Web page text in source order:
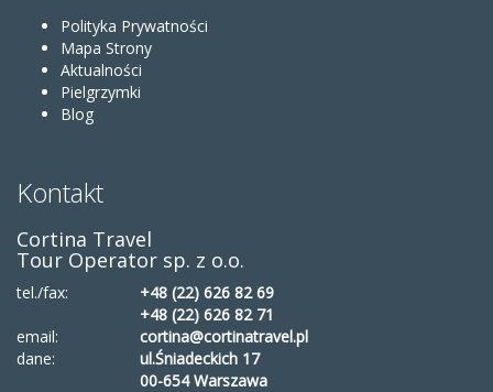
Polityka Prywatności
Mapa Strony
Aktualności
Pielgrzymki
Blog
Kontakt
Cortina Travel
Tour Operator sp. z o.o.
tel./fax:
+48 (22) 626 82 69
+48 (22) 626 82 71
email:
cortina@cortinatravel.pl
dane:
ul.Śniadeckich 17
00-654 Warszawa